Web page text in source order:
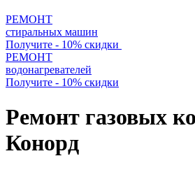
РЕМОНТ
стиральных машин
Получите - 10% скидки
РЕМОНТ
водонагревателей
Получите - 10% скидки
Ремонт газовых
Конорд